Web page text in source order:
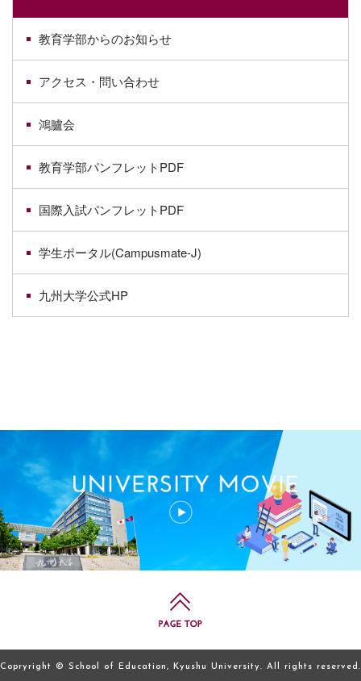
教育学部からのお知らせ
アクセス・問い合わせ
鴻臚会
教育学部パンフレットPDF
国際入試パンフレットPDF
学生ポータル(Campusmate-J)
九州大学公式HP
Copryright © School of Education, Kyushu University. All rights reserved.